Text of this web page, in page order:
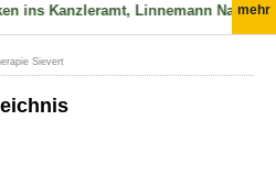
ins Kanzleramt, Linnemann mehr
Sievert